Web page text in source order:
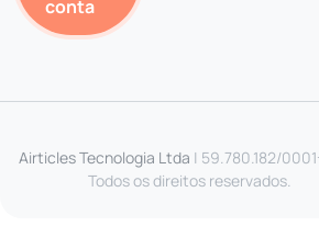
conta
Airticles Tecnologia Ltda | 59.780.182/
Todos os direitos reservados.